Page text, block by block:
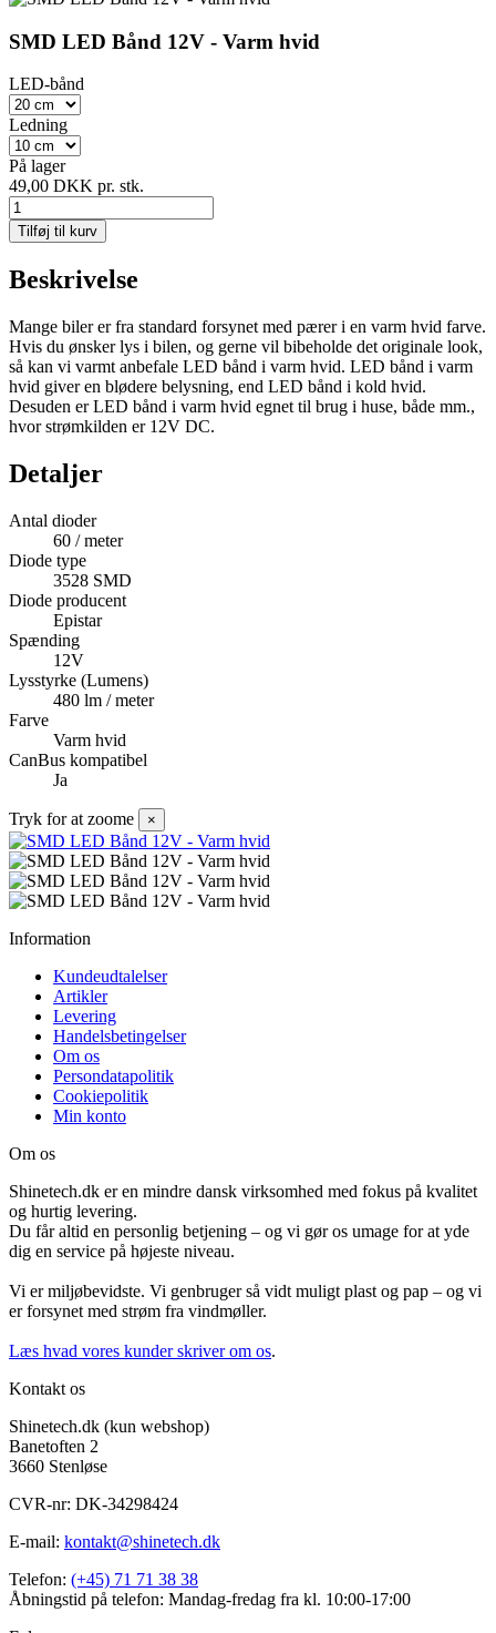
SMD LED Bånd 12V - Varm hvid
LED-bånd
Ledning
På lager
49,00 DKK pr. stk.
Tilføj til kurv
Beskrivelse
Mange biler er fra standard forsynet med pærer i en varm hvid farve.
Hvis du ønsker lys i bilen, og gerne vil bibeholde det originale look,
så kan vi varmt anbefale LED bånd i varm hvid. LED bånd i varm
hvid giver en blødere belysning, end LED bånd i kold hvid.
Desuden er LED bånd i varm hvid egnet til brug i huse, både mm.,
hvor strømkilden er 12V DC.
Detaljer
Antal dioder
60 / meter
Diode type
3528 SMD
Diode producent
Epistar
Spænding
12V
Lysstyrke (Lumens)
480 lm / meter
Farve
Varm hvid
CanBus kompatibel
Ja
Tryk for at zoome ×
Information
Kundeudtalelser
Artikler
Levering
Handelsbetingelser
Om os
Persondatapolitik
Cookiepolitik
Min konto
Om os
Shinetech.dk er en mindre dansk virksomhed med fokus på kvalitet
og hurtig levering.
Du får altid en personlig betjening – og vi gør os umage for at yde
dig en service på højeste niveau.
Vi er miljøbevidste. Vi genbruger så vidt muligt plast og pap – og vi
er forsynet med strøm fra vindmøller.
Læs hvad vores kunder skriver om os.
Kontakt os
Shinetech.dk (kun webshop)
Banetoften 2
3660 Stenløse
CVR-nr: DK-34298424
E-mail: kontakt@shinetech.dk
Telefon: (+45) 71 71 38 38
Åbningstid på telefon: Mandag-fredag fra kl. 10:00-17:00